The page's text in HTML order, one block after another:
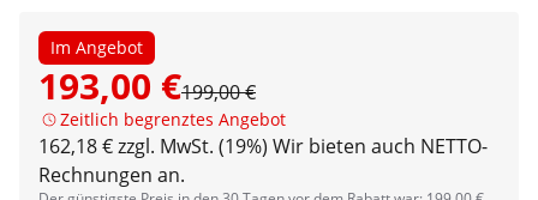
Im Angebot
193,00 €199,00 €
Zeitlich begrenztes Angebot
162,18 € zzgl. MwSt. (19%) Wir bieten auch NETTO-
Rechnungen an.